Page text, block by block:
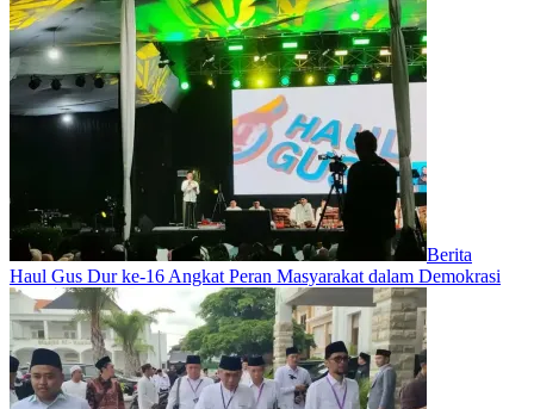
Berita
Haul Gus Dur ke-16 Angkat Peran Masyarakat dalam Demokrasi